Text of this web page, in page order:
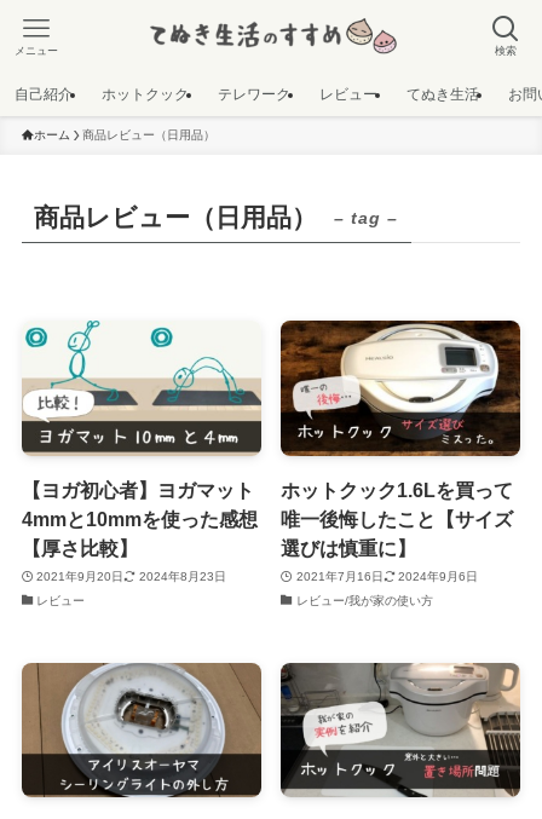
検索
メニュー
自己紹介 ホットクック テレワーク レビュー てぬき生活 お問
ホーム 商品レビュー（日用品）
商品レビュー（日用品） – tag –
【ヨガ初心者】ヨガマット
4mmと10mmを使った感想
【厚さ比較】
2021年9月20日
2024年8月23日
レビュー
ホットクック1.6Lを買って
唯一後悔したこと【サイズ
選びは慎重に】
2021年7月16日
2024年9月6日
レビュー/我が家の使い方